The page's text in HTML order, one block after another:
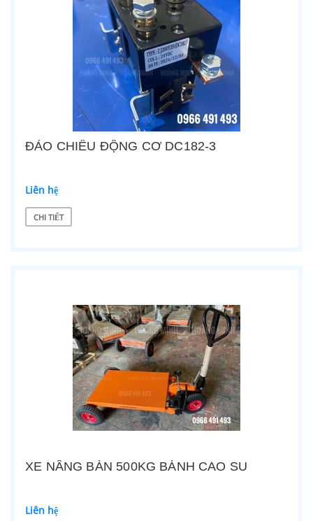
ĐẢO CHIỀU ĐỘNG CƠ DC182-3
Liên hệ
CHI TIẾT
XE NÂNG BÀN 500KG BÁNH CAO SU
Liên hệ